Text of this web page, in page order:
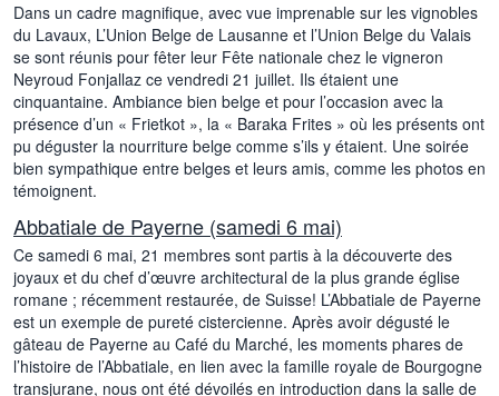
Dans un cadre magnifique, avec vue imprenable sur les vignobles
du Lavaux, L’Union Belge de Lausanne et l’Union Belge du Valais
se sont réunis pour fêter leur Fête nationale chez le vigneron
Neyroud Fonjallaz ce vendredi 21 juillet. Ils étaient une
cinquantaine. Ambiance bien belge et pour l’occasion avec la
présence d’un « Frietkot », la « Baraka Frites » où les présents ont
pu déguster la nourriture belge comme s’ils y étaient. Une soirée
bien sympathique entre belges et leurs amis, comme les photos en
témoignent.
Abbatiale de Payerne (samedi 6 mai)
Ce samedi 6 mai, 21 membres sont partis à la découverte des
joyaux et du chef d’œuvre architectural de la plus grande église
romane ; récemment restaurée, de Suisse! L’Abbatiale de Payerne
est un exemple de pureté cistercienne. Après avoir dégusté le
gâteau de Payerne au Café du Marché, les moments phares de
l’histoire de l’Abbatiale, en lien avec la famille royale de Bourgogne
transjurane, nous ont été dévoilés en introduction dans la salle de